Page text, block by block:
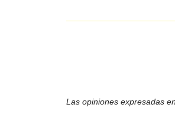
Las opiniones expresadas